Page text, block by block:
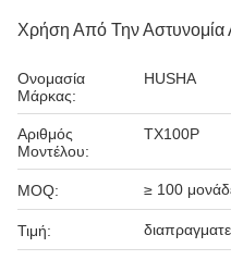
Χρήση Από Την Αστυνομία
Ονομασία
Μάρκας:
HUSHA
Αριθμός
Μοντέλου:
TX100P
MOQ: ≥ 100
Τιμή: